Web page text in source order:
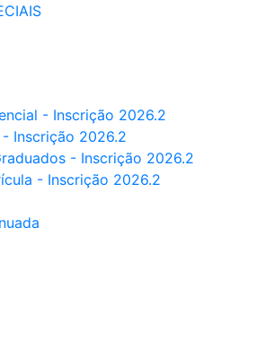
- Inscrição 2026.2
Inscrição 2026.2
- Inscrição 2026.2
- Inscrição 2026.2